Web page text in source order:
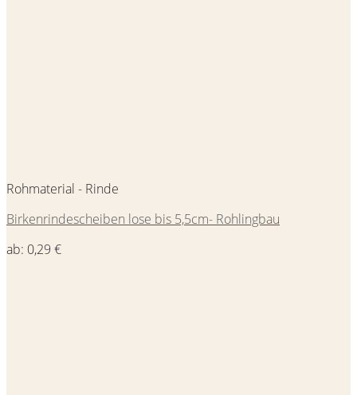
Rohmaterial - Rinde
Birkenrindescheiben lose bis 5,5cm- Rohlingbau
ab: 0,29 €